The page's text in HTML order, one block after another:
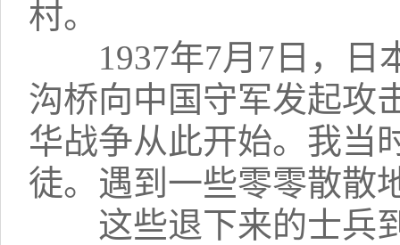
村。
1937年7月7日，日
沟桥向中国守军发起攻
华战争从此开始。我当
徒。遇到一些零零散散
这些退下来的士兵到